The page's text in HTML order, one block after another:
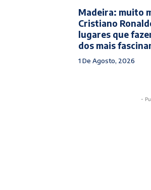
Madeira: muito
Cristiano
lugares que
dos mais
1 De Agosto, 2026
-